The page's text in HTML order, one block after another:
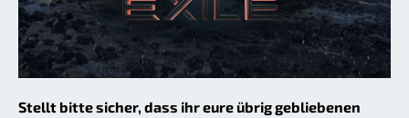
Stellt bitte sicher, dass ihr eure übrig gebliebenen